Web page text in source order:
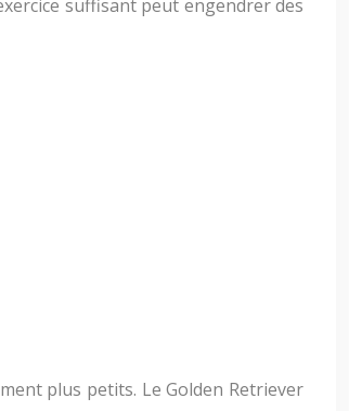
suffisant peut engendrer des
plus petits. Le Golden Retriever